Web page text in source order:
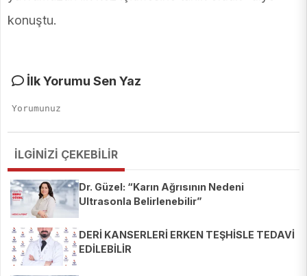
konuştu.
İlk Yorumu Sen Yaz
İLGİNİZİ ÇEKEBİLİR
Dr. Güzel: “Karın Ağrısının Nedeni
Ultrasonla Belirlenebilir”
DERİ KANSERLERİ ERKEN TEŞHİSLE TEDAVİ
EDİLEBİLİR